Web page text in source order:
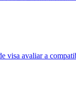
avaliar a